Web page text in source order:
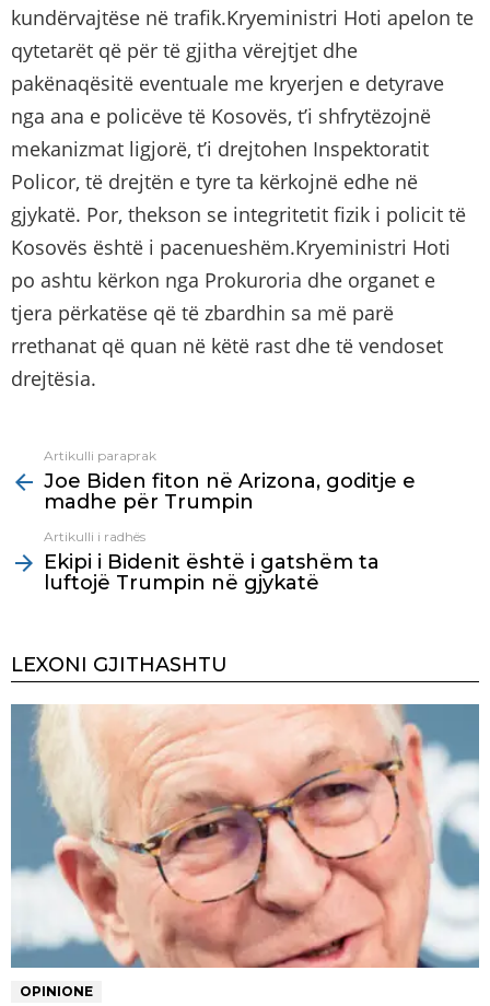
kundërvajtëse në trafik.Kryeministri Hoti apelon te
qytetarët që për të gjitha vërejtjet dhe
pakënaqësitë eventuale me kryerjen e detyrave
nga ana e policëve të Kosovës, t’i shfrytëzojnë
mekanizmat ligjorë, t’i drejtohen Inspektoratit
Policor, të drejtën e tyre ta kërkojnë edhe në
gjykatë. Por, thekson se integritetit fizik i policit të
Kosovës është i pacenueshëm.Kryeministri Hoti
po ashtu kërkon nga Prokuroria dhe organet e
tjera përkatëse që të zbardhin sa më parë
rrethanat që quan në këtë rast dhe të vendoset
drejtësia.
more
Artikulli paraprak
Joe Biden fiton në Arizona, goditje e
madhe për Trumpin
Artikulli i radhës
Ekipi i Bidenit është i gatshëm ta
luftojë Trumpin në gjykatë
LEXONI GJITHASHTU
OPINIONE